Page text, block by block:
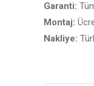
Garanti:
Montaj:
Nakliye: